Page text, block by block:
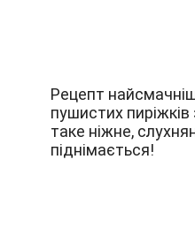
Рецепт
пушистих
таке ніжне,
піднімається!